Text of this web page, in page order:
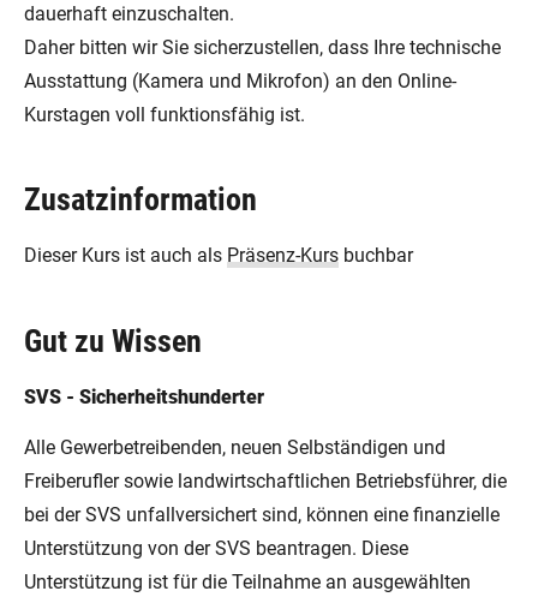
dauerhaft einzuschalten.
Daher bitten wir Sie sicherzustellen, dass Ihre technische
Ausstattung (Kamera und Mikrofon) an den Online-
Kurstagen voll funktionsfähig ist.
Zusatzinformation
Dieser Kurs ist auch als Präsenz-Kurs buchbar
Gut zu Wissen
SVS - Sicherheitshunderter
Alle Gewerbetreibenden, neuen Selbständigen und
Freiberufler sowie landwirtschaftlichen Betriebsführer, die
bei der SVS unfallversichert sind, können eine finanzielle
Unterstützung von der SVS beantragen. Diese
Unterstützung ist für die Teilnahme an ausgewählten